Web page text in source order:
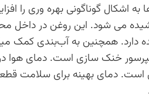
به اشکال گوناگونی بهره وری را
می شود. این روغن در داخل
دارد. همچنین به آب‌بندی
خنک سازی است. دمای هوا در
دمای بهینه برای سلامت